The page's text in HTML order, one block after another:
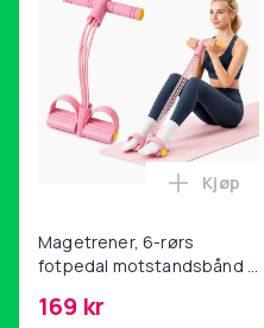
Magetrener, 6-rørs
fotpedal motstandsbånd -
yoga og
169 kr
Legg
Kjøp